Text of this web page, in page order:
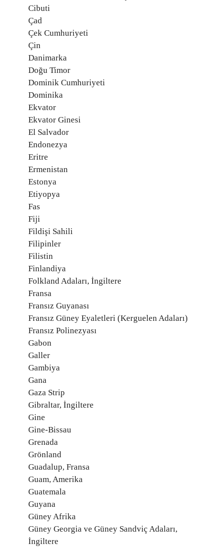
Cibuti
Çad
Çek Cumhuriyeti
Çin
Danimarka
Doğu Timor
Dominik Cumhuriyeti
Dominika
Ekvator
Ekvator Ginesi
El Salvador
Endonezya
Eritre
Ermenistan
Estonya
Etiyopya
Fas
Fiji
Fildişi Sahili
Filipinler
Filistin
Finlandiya
Folkland Adaları, İngiltere
Fransa
Fransız Guyanası
Fransız Güney Eyaletleri (Kerguelen Adaları)
Fransız Polinezyası
Gabon
Galler
Gambiya
Gana
Gaza Strip
Gibraltar, İngiltere
Gine
Gine-Bissau
Grenada
Grönland
Guadalup, Fransa
Guam, Amerika
Guatemala
Guyana
Güney Afrika
Güney Georgia ve Güney Sandviç Adaları,
İngiltere